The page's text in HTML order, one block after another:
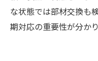
な状態では部材交換も
期対応の重要性が分か